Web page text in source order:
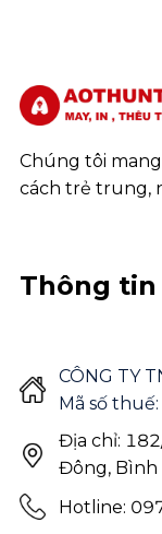
Chúng tôi
cách trẻ trung,
Thông
Hotline:
Địa chỉ:
Đông, Bình
CÔNG TY
Mã số